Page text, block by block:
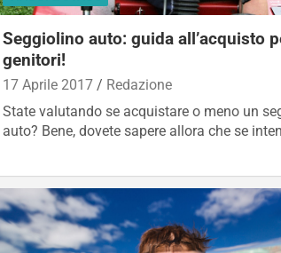
Seggiolino auto: guida all’acquisto
genitori!
17 Aprile 2017
Redazione
State valutando se acquistare o meno un
auto? Bene, dovete sapere allora che se